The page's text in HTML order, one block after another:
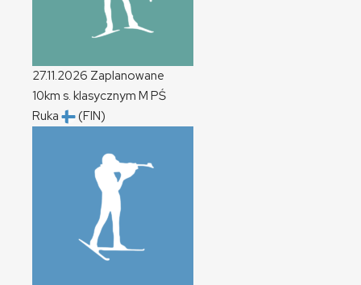
27.11.2026 Zaplanowane
10km s. klasycznym M PŚ
Ruka
(FIN)